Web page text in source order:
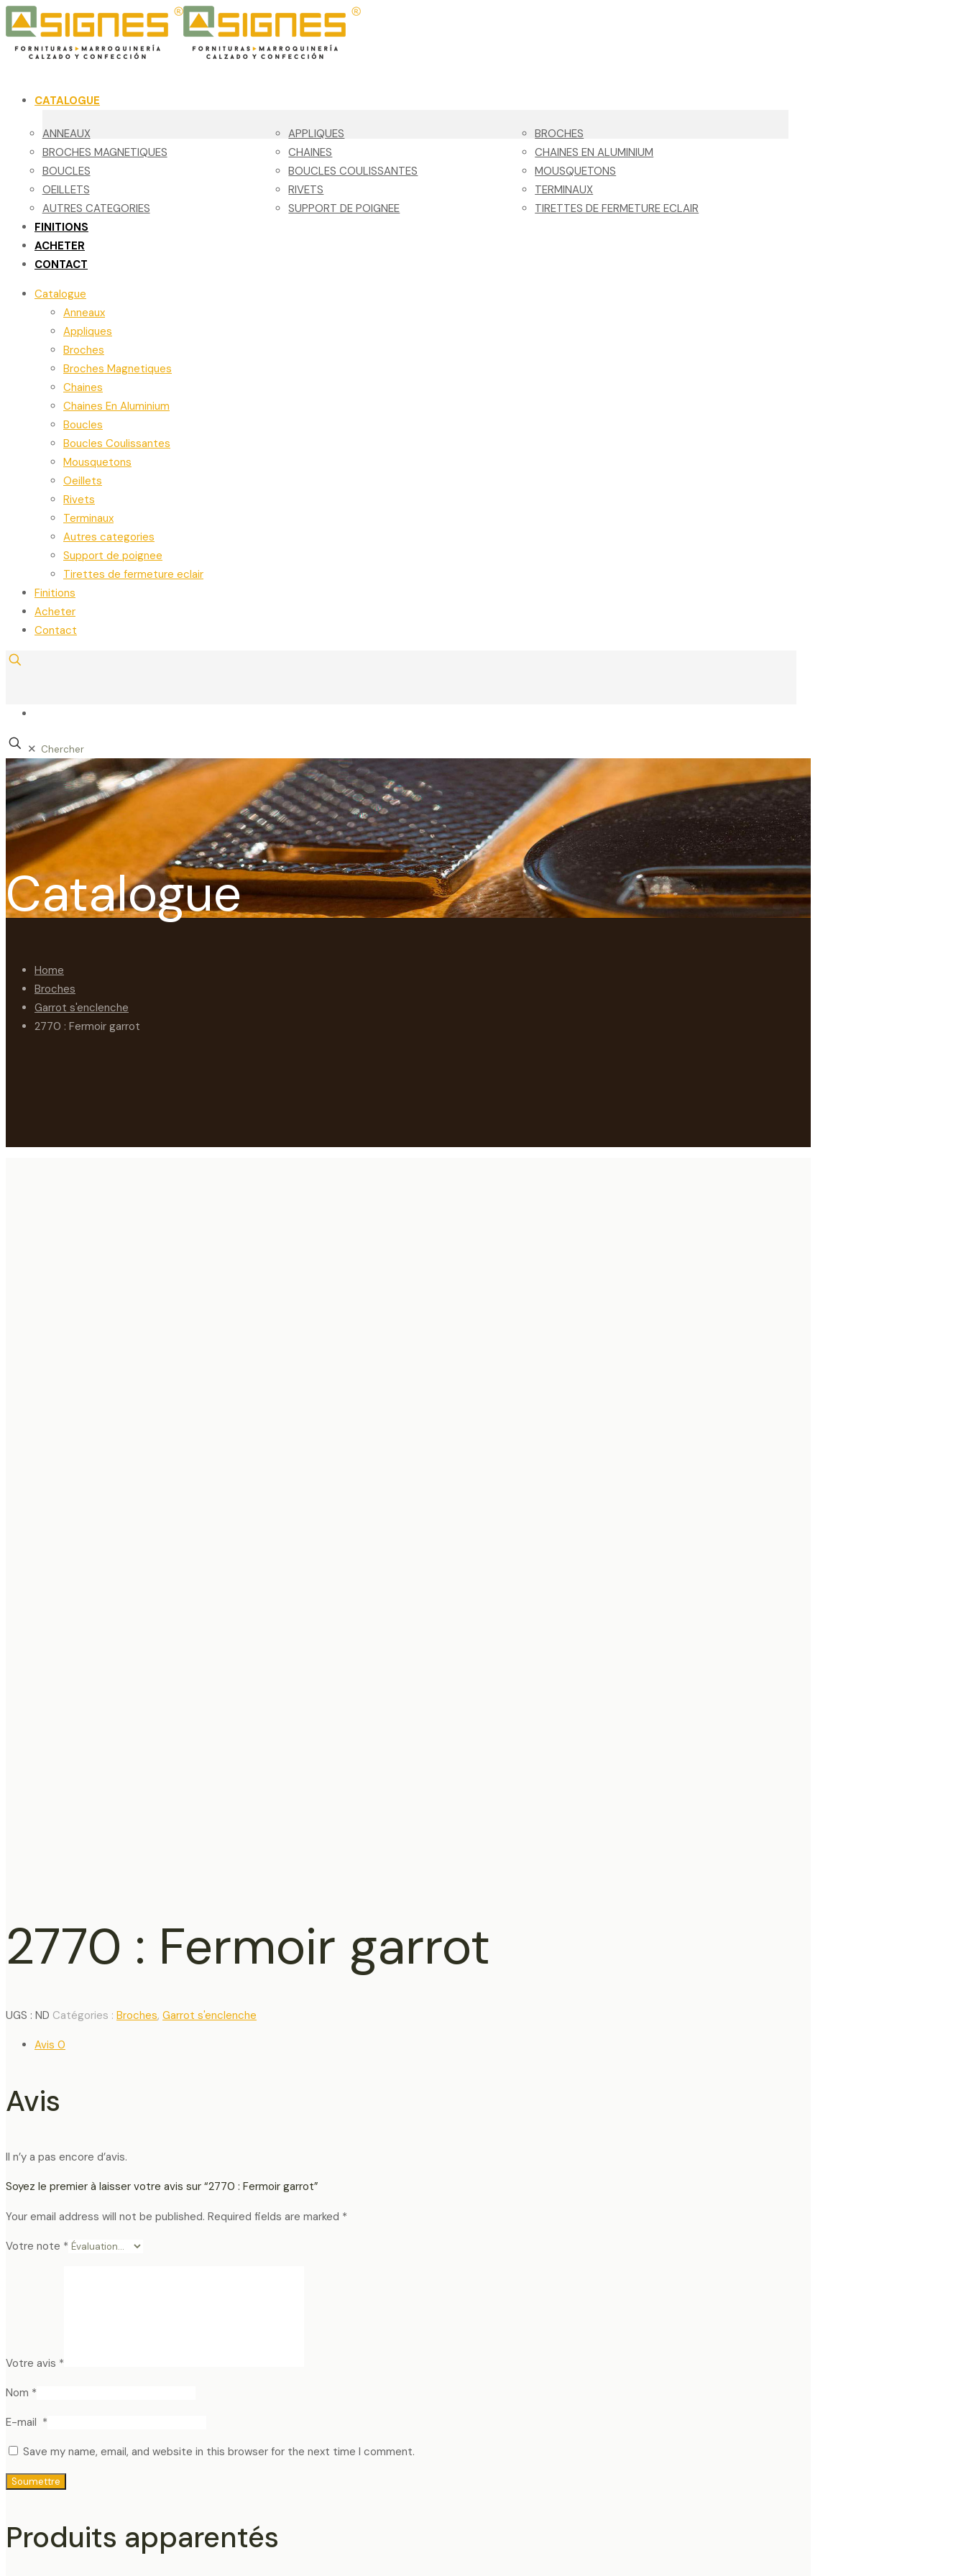
CATALOGUE
ANNEAUX APPLIQUES
BROCHES
BROCHES MAGNETIQUES
CHAINES
CHAINES EN ALUMINIUM
BOUCLES
BOUCLES COULISSANTES
MOUSQUETONS
OEILLETS
RIVETS
TERMINAUX
AUTRES CATEGORIES
SUPPORT DE POIGNEE
TIRETTES DE FERMETURE ECLAIR
FINITIONS
ACHETER
CONTACT
Catalogue
Anneaux
Appliques
Broches
Broches Magnetiques
Chaines
Chaines En Aluminium
Boucles
Boucles Coulissantes
Mousquetons
Oeillets
Rivets
Terminaux
Autres categories
Support de poignee
Tirettes de fermeture eclair
Finitions
Acheter
Contact
✕
Catalogue
Home
Broches
Garrot s'enclenche
2770 : Fermoir garrot
2770 : Fermoir garrot
UGS : ND Catégories : Broches, Garrot s'enclenche
Avis 0
Avis
Il n’y a pas encore d’avis.
Soyez le premier à laisser votre avis sur “2770 : Fermoir garrot”
Your email address will not be published. Required fields are marked *
Votre note *
Votre avis *
Nom *
E-mail *
Save my name, email, and website in this browser for the next time I comment.
Produits apparentés